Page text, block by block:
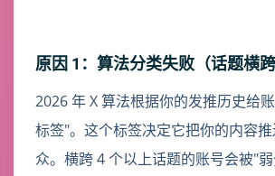
原因 1：算法分类失败（话题横跨
2026 年 X 算法根据你的发推历史给
标签"。这个标签决定它把你的内容
众。横跨 4 个以上话题的账号会被"